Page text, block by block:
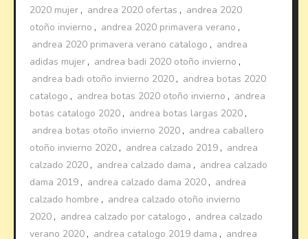
2020 mujer , andrea 2020 ofertas , andrea 2020
otoño invierno , andrea 2020 primavera verano ,
andrea 2020 primavera verano catalogo , andrea
adidas mujer , andrea badi 2020 otoño invierno ,
andrea badi otoño invierno 2020 , andrea botas 2020
catalogo , andrea botas 2020 otoño invierno , andrea
botas catalogo 2020 , andrea botas largas 2020 ,
andrea botas otoño invierno 2020 , andrea caballero
otoño invierno 2020 , andrea calzado 2019 , andrea
calzado 2020 , andrea calzado dama , andrea calzado
dama 2019 , andrea calzado dama 2020 , andrea
calzado hombre , andrea calzado otoño invierno
2020 , andrea calzado por catalogo , andrea calzado
verano 2020 , andrea catalogo 2019 dama , andrea